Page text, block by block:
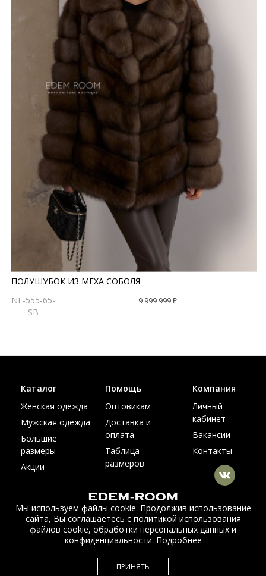
ПОЛУШУБОК ИЗ МЕХА СОБОЛЯ
NF-555-65-
SB
9 999 999 ₽
© Интернет магазин верхней одежды из меха и кожи
EDEM-ROOM 2011-2026
является публичной офертой.
Каталог
Женская одежда
Мужская одежда
Большие
размеры
Акции
Помощь
Оптовикам
Доставка и
оплата
Таблица
размеров
Компания
Личный
кабинет
Вакансии
Контакты
Мы используем файлы cookie. Продолжив использование
сайта, Вы соглашаетесь с политикой использования
файлов cookie, обработки персональных данных и
конфиденциальности. Подробнее
ПРИНЯТЬ